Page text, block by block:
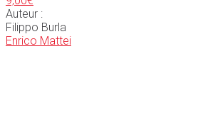
Auteur :
Filippo Burla
Enrico Mattei